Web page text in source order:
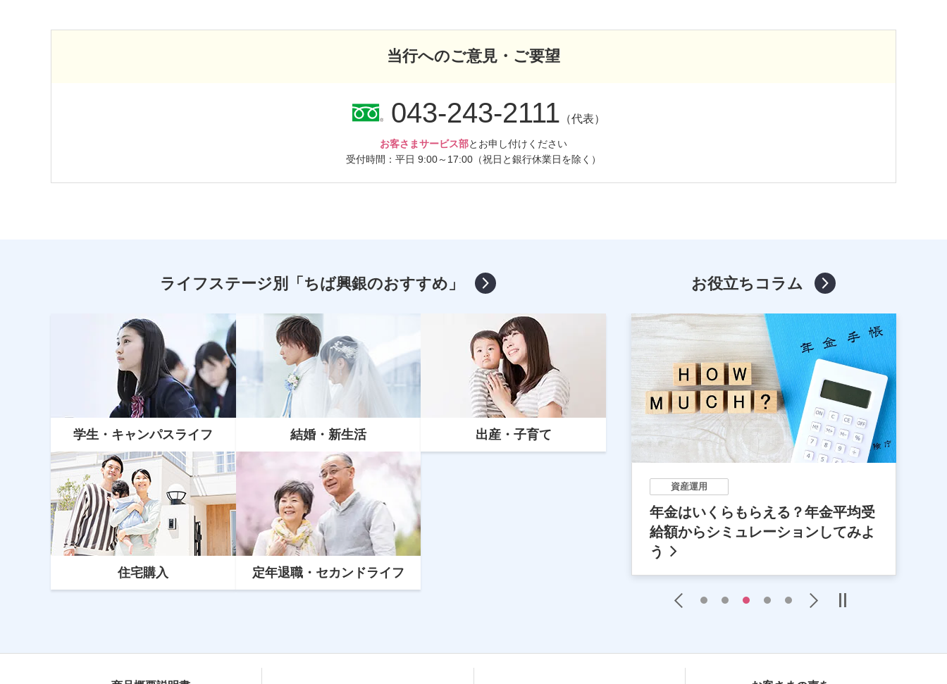
当行へのご意見・ご要望
043-243-2111 （代表）
お客さまサービス部とお申し付けください
受付時間：平日 9:00～17:00 （祝日と銀行休業日を除く）
ライフステージ別 「ちば興銀のおすすめ」
学生・キャンパスライフ 結婚・新生活 出産・子育て
住宅購入 定年退職・セカンドライフ
お役立ちコラム
資産運用
NISA（ニーサ）とiDeCo（イデ
コ）どっちがいい？新NISAについ
て知ろう
マイカーローン
マイカーローンの借換えとは？ちば
興銀への借換えがおすすめな人など
を解説
資産運用
年金はいくらもらえる？年金平均受
給額からシミュレーションしてみよ
う
Previous Next